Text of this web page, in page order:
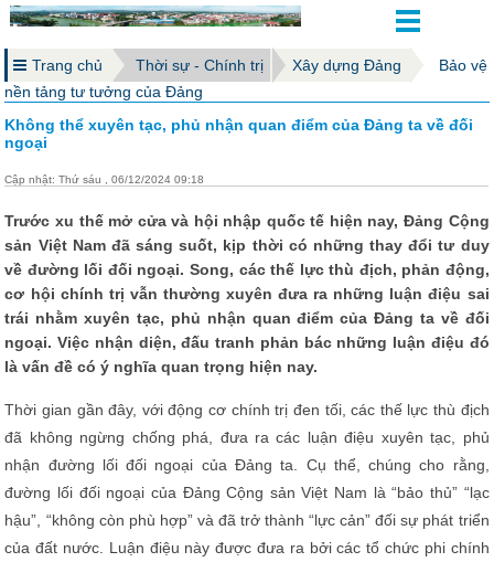
Trang chủ Thời sự - Chính trị Xây dựng Đảng
Bảo vệ
nền tảng tư tưởng của Đảng
Không thể xuyên tạc, phủ nhận quan điểm của Đảng ta về đối
ngoại
Cập nhật: Thứ sáu , 06/12/2024 09:18
Trước xu thế mở cửa và hội nhập quốc tế hiện nay, Đảng Cộng
sản Việt Nam đã sáng suốt, kịp thời có những thay đổi tư duy
về đường lối đối ngoại. Song, các thế lực thù địch, phản động,
cơ hội chính trị vẫn thường xuyên đưa ra những luận điệu sai
trái nhằm xuyên tạc, phủ nhận quan điểm của Đảng ta về đối
ngoại. Việc nhận diện, đấu tranh phản bác những luận điệu đó
là vấn đề có ý nghĩa quan trọng hiện nay.
Thời gian gần đây, với động cơ chính trị đen tối, các thế lực thù địch
đã không ngừng chống phá, đưa ra các luận điệu xuyên tạc, phủ
nhận đường lối đối ngoại của Đảng ta. Cụ thể, chúng cho rằng,
đường lối đối ngoại của Đảng Cộng sản Việt Nam là “bảo thủ” “lạc
hậu”, “không còn phù hợp” và đã trở thành “lực cản” đối sự phát triển
của đất nước. Luận điệu này được đưa ra bởi các tổ chức phi chính